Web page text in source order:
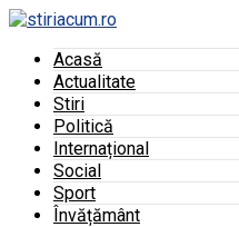
Acasă
Actualitate
Stiri
Politică
Internațional
Social
Sport
Învățământ